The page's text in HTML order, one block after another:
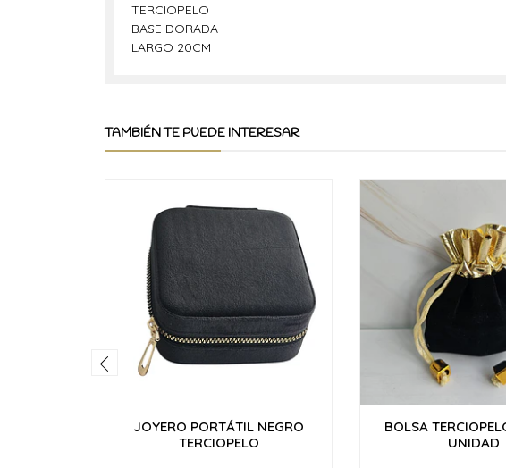
TERCIOPELO
BASE DORADA
LARGO 20CM
TAMBIÉN TE PUEDE INTERESAR
JOYERO PORTÁTIL NEGRO
TERCIOPELO
BOLSA
UNIDAD